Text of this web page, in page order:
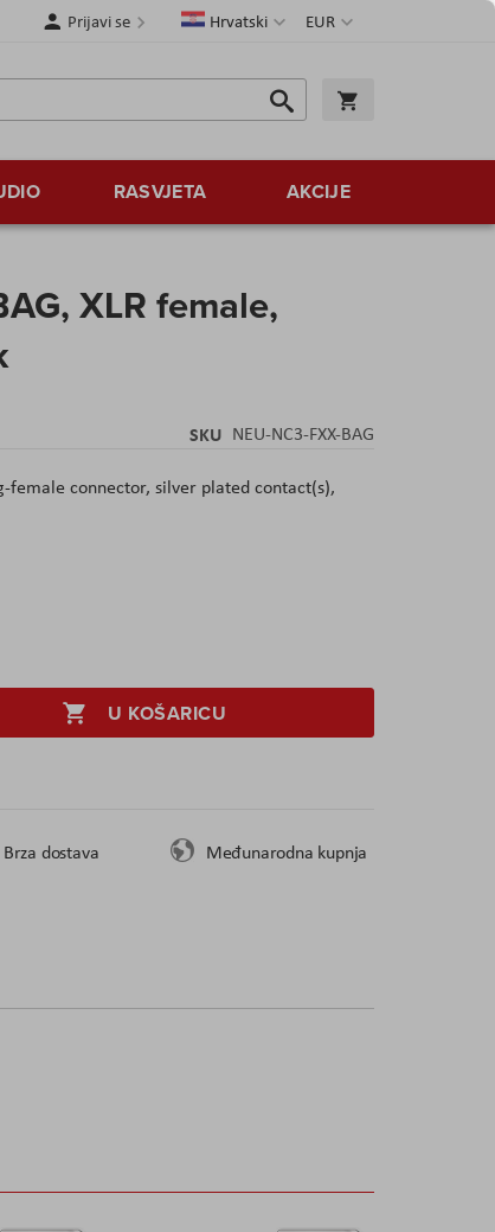
Valuta
EUR
JezikHrvatski
Prijavi se
Traži
Traži
RASVJETA AKCIJE
XLR female,
SKU NEU-NC3-FXX-BAG
female connector, silver plated contact(s),
U KOŠARICU
Brza dostava Međunarodna kupnja